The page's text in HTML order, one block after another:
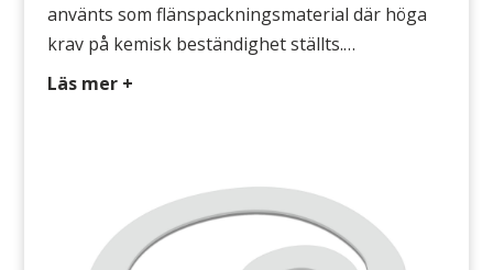
använts som flänspackningsmaterial där höga
krav på kemisk beständighet ställts.
Obehandlad eller ofylld PTFE har dock nackdelen
temperatur, till slut finns inga bultkrafter kvar
och det börjar läcka. Avsedd för […]
Läs mer +